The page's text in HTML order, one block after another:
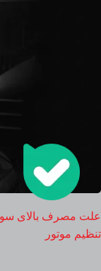
علت مصرف بالای
تنظیم موتور